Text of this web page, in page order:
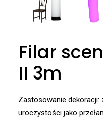
Filar
II 3m
Zastosowanie dekoracji:
uroczystości jako